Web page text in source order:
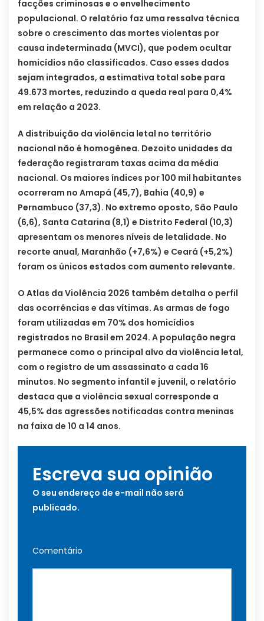
facções criminosas e o envelhecimento
populacional. O relatório faz uma ressalva técnica
sobre o crescimento das mortes violentas por
causa indeterminada (MVCI), que podem ocultar
homicídios não classificados. Caso esses dados
sejam integrados, a estimativa total sobe para
49.673 mortes, reduzindo a queda real para 0,4%
em relação a 2023.
A distribuição da violência letal no território
nacional não é homogênea. Dezoito unidades da
federação registraram taxas acima da média
nacional. Os maiores índices por 100 mil habitantes
ocorreram no Amapá (45,7), Bahia (40,9) e
Pernambuco (37,3). No extremo oposto, São Paulo
(6,6), Santa Catarina (8,1) e Distrito Federal (10,3)
apresentam os menores níveis de letalidade. No
recorte anual, Maranhão (+7,6%) e Ceará (+5,2%)
foram os únicos estados com aumento relevante.
O Atlas da Violência 2026 também detalha o perfil
das ocorrências e das vítimas. As armas de fogo
foram utilizadas em 70% dos homicídios
registrados no Brasil em 2024. A população negra
permanece como o principal alvo da violência letal,
com o registro de um assassinato a cada 16
minutos. No segmento infantil e juvenil, o relatório
destaca que a violência sexual corresponde a
45,5% das agressões notificadas contra meninas
na faixa de 10 a 14 anos.
Escreva sua opinião
O seu endereço de e-mail não será
publicado.
Comentário